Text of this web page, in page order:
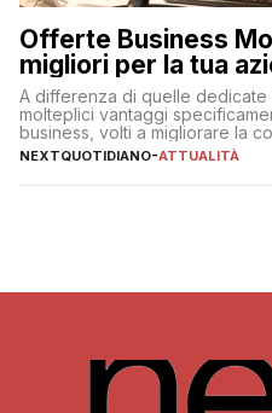
Offerte Business
migliori per la tua
A differenza di quelle dedicate
molteplici vantaggi
business, volti a migliorare la
degli utenti
NEXTQUOTIDIANO-ATTUALITÀ